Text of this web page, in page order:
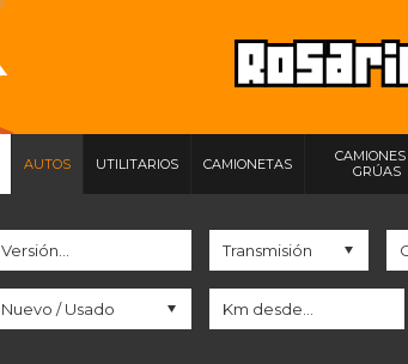
AUTOS UTILITARIOS CAMIONETAS
CAMIONES
GRÚAS